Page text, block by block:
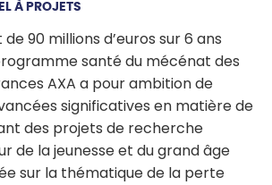
À PROJETS
90 millions d’euros sur 6 ans
santé du mécénat des
AXA a pour ambition de
significatives en matière de
des projets de recherche
de la jeunesse et du grand âge
sur la thématique de la perte